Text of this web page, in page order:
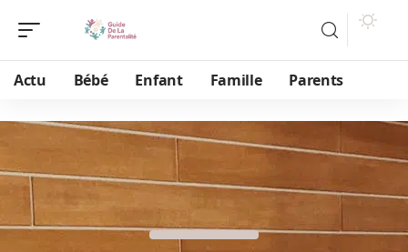
Actu Bébé Enfant Famille Parents